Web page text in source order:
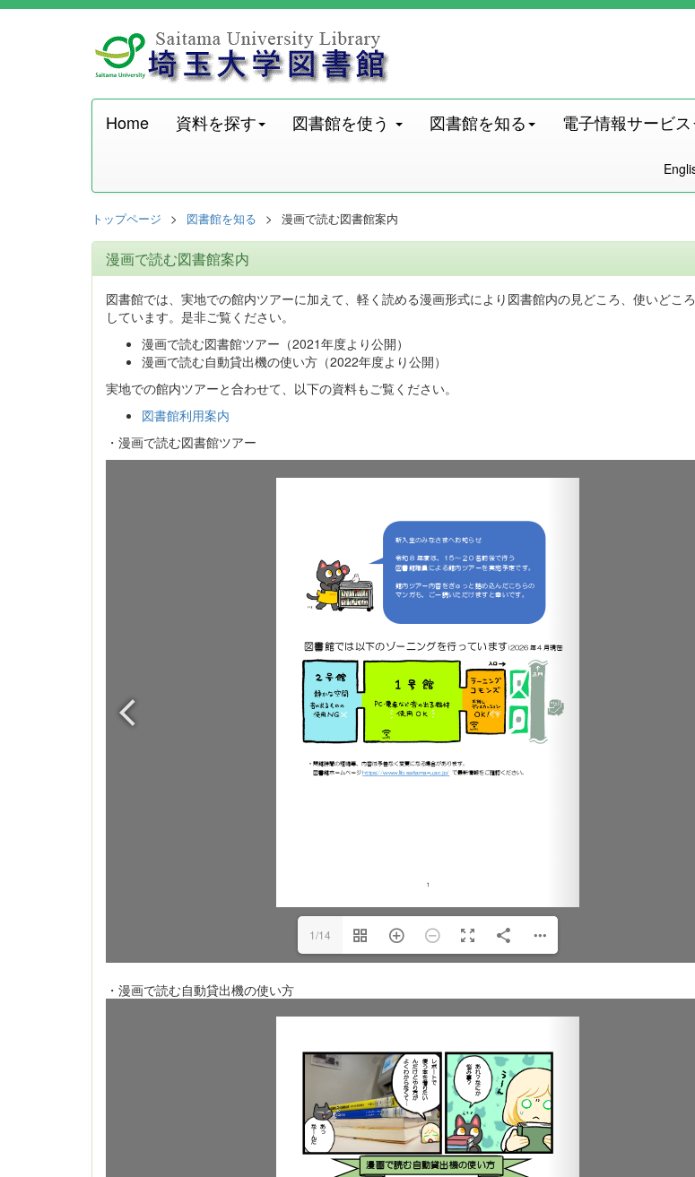
Home 資料を探す 図書館を使う 図書館を知る 電子情報サービス
トップページ 図書館を知る 漫画で読む図書館案内
漫画で読む図書館案内
図書館では、実地での館内ツアーに加えて、軽く読める漫画形式により図書館内の見どころ、使いどこ
しています。是非ご覧ください。
漫画で読む図書館ツアー（2021年度より公開）
漫画で読む自動貸出機の使い方（2022年度より公開）
実地での館内ツアーと合わせて、以下の資料もご覧ください。
図書館利用案内
・漫画で読む図書館ツアー
1/14
・漫画で読む自動貸出機の使い方